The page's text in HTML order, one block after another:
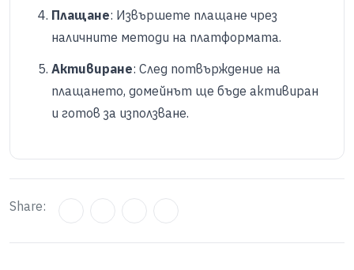
Плащане: Извършете плащане чрез
наличните методи на платформата.
Активиране: След потвърждение на
плащането, домейнът ще бъде активиран
и готов за използване.
Share: